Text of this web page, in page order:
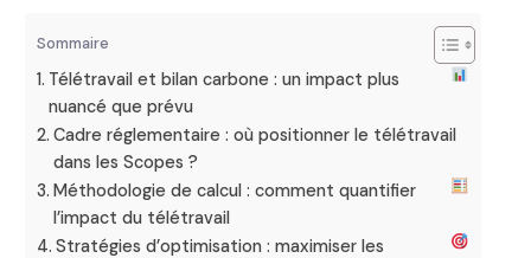
Sommaire
Télétravail et bilan carbone : un impact plus
nuancé que prévu
Cadre réglementaire : où positionner le télétravail
dans les Scopes ?
Méthodologie de calcul : comment quantifier
l’impact du télétravail
Stratégies d’optimisation : maximiser les